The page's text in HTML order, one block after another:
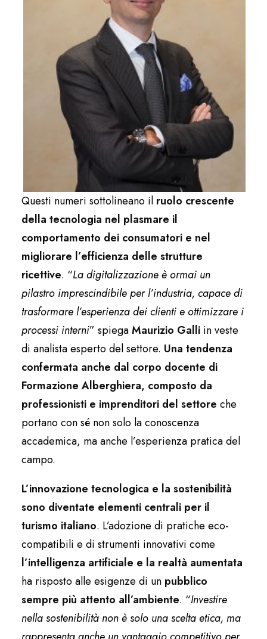
Questi numeri sottolineano il ruolo crescente
della tecnologia nel plasmare il
comportamento dei consumatori e nel
migliorare l’efficienza delle strutture
ricettive. “La digitalizzazione è ormai un
pilastro imprescindibile per l’industria, capace di
trasformare l’esperienza dei clienti e ottimizzare i
processi interni” spiegaMaurizio Galli in veste
di analista esperto del settore. Una tendenza
confermata anche dal corpo docente di
Formazione Alberghiera, composto da
professionisti e imprenditori del settore che
portano con sé non solo la conoscenza
accademica, ma anche l’esperienza pratica del
campo.
L’innovazione tecnologica e la sostenibilità
sono diventate elementi centrali per il
turismo italiano. L’adozione di pratiche eco-
compatibili e di strumenti innovativi come
l’intelligenza artificiale e la realtà aumentata
ha risposto alle esigenze di un pubblico
sempre più attento all’ambiente. “Investire
nella sostenibilità non è solo una scelta etica, ma